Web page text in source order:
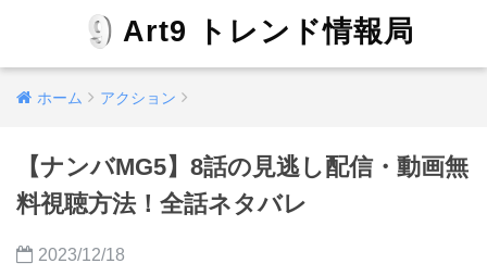
Art9 トレンド情報局
ホーム アクション
【ナンバMG5】8話の見逃し配信・動画無
料視聴方法！全話ネタバレ
2023/12/18